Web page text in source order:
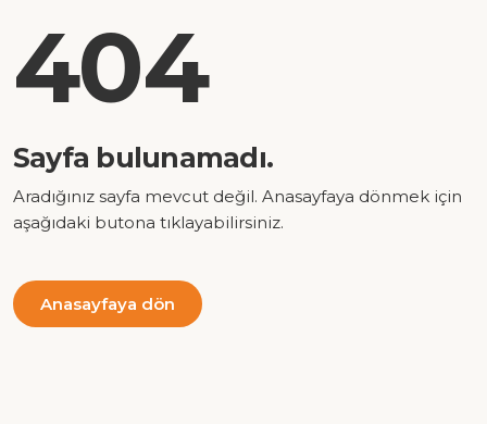
404
Sayfa bulunamadı.
Aradığınız sayfa mevcut değil. Anasayfaya dönmek için
aşağıdaki butona tıklayabilirsiniz.
Anasayfaya dön